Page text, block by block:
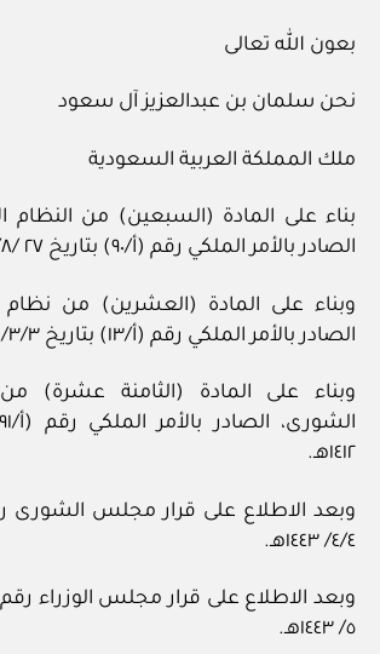
بعون الله تعالى
نحن سلمان بن عبدالعزيز آل سعود
ملك المملكة العربية السعودية
بناء على المادة (السبعين) من النظام
الصادر بالأمر الملكي رقم (أ/٩٠) بتاريخ ٢٧ /٨/ ١٤١٢هـ.
وبناء على المادة (العشرين) من نظام
الصادر بالأمر الملكي رقم (أ/١٣) بتاريخ ٣/٣/ ١٤١٤هـ.
وبناء على المادة (الثامنة
١٤١٢هـ.
٤/٤/ ١٤٤٣هـ.
٥/ ١٤٤٣هـ.